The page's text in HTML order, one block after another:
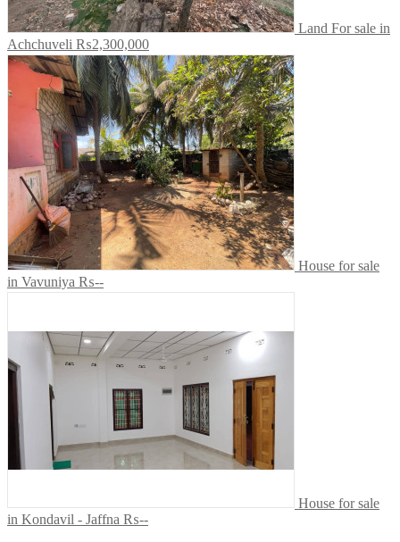
Land For sale in
Achchuveli ₨2,300,000
House for sale
in Vavuniya ₨--
House for sale
in Kondavil - Jaffna ₨--